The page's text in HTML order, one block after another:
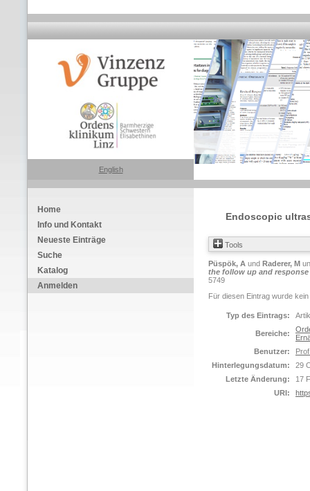
English
Home
Info und Kontakt
Neueste Einträge
Suche
Katalog
Anmelden
Endoscopic
Tools
Püspök, A und Raderer, M
the follow up and
5749
Für diesen Eintrag wurde
Typ des Eintrags:
Bereiche:
Benutzer:
Hinterlegungsdatum:
29
Letzte Änderung:
17
URI: